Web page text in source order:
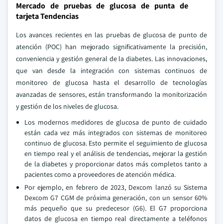
Mercado de pruebas de glucosa de punta de
tarjeta Tendencias
Los avances recientes en las pruebas de glucosa de punto de
atención (POC) han mejorado significativamente la precisión,
conveniencia y gestión general de la diabetes. Las innovaciones,
que van desde la integración con sistemas continuos de
monitoreo de glucosa hasta el desarrollo de tecnologías
avanzadas de sensores, están transformando la monitorización
y gestión de los niveles de glucosa.
Los modernos medidores de glucosa de punto de cuidado
están cada vez más integrados con sistemas de monitoreo
continuo de glucosa. Esto permite el seguimiento de glucosa
en tiempo real y el análisis de tendencias, mejorar la gestión
de la diabetes y proporcionar datos más completos tanto a
pacientes como a proveedores de atención médica.
Por ejemplo, en febrero de 2023, Dexcom lanzó su Sistema
Dexcom G7 CGM de próxima generación, con un sensor 60%
más pequeño que su predecesor (G6). El G7 proporciona
datos de glucosa en tiempo real directamente a teléfonos